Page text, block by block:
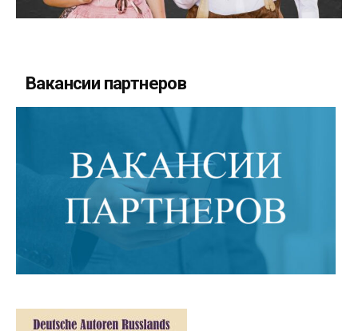
Вакансии партнеров